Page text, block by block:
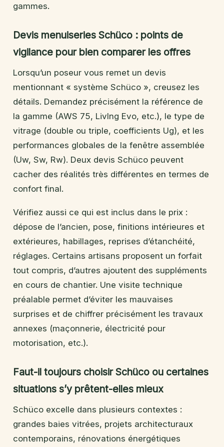
gammes.
Devis menuiseries Schüco : points de
vigilance pour bien comparer les offres
Lorsqu’un poseur vous remet un devis
mentionnant « système Schüco », creusez les
détails. Demandez précisément la référence de
la gamme (AWS 75, LivIng Evo, etc.), le type de
vitrage (double ou triple, coefficients Ug), et les
performances globales de la fenêtre assemblée
(Uw, Sw, Rw). Deux devis Schüco peuvent
cacher des réalités très différentes en termes de
confort final.
Vérifiez aussi ce qui est inclus dans le prix :
dépose de l’ancien, pose, finitions intérieures et
extérieures, habillages, reprises d’étanchéité,
réglages. Certains artisans proposent un forfait
tout compris, d’autres ajoutent des suppléments
en cours de chantier. Une visite technique
préalable permet d’éviter les mauvaises
surprises et de chiffrer précisément les travaux
annexes (maçonnerie, électricité pour
motorisation, etc.).
Faut-il toujours choisir Schüco ou certaines
situations s’y prêtent-elles mieux
Schüco excelle dans plusieurs contextes :
grandes baies vitrées, projets architecturaux
contemporains, rénovations énergétiques